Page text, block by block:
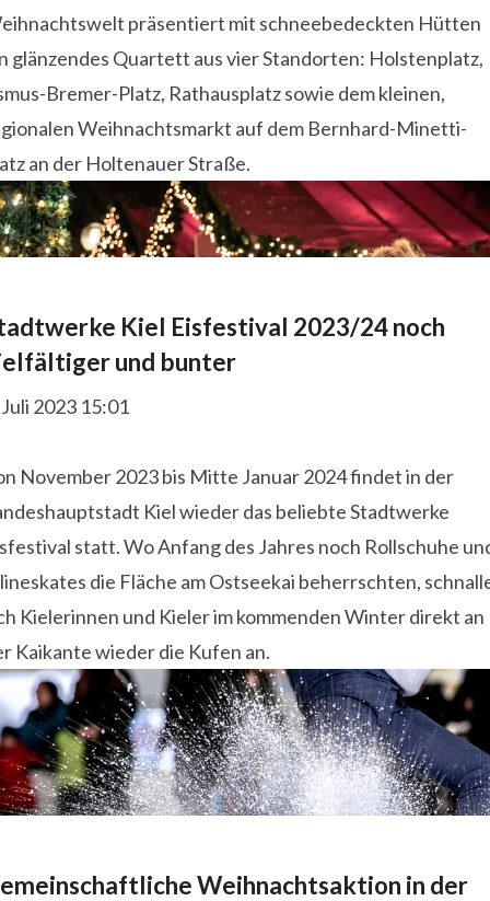
präsentiert mit schneebedeckten Hütten
glänzendes Quartett aus vier Standorten: Holstenplatz,
Bremer-Platz, Rathausplatz sowie dem kleinen,
Weihnachtsmarkt auf dem Bernhard-Minetti-
an der Holtenauer Straße.
Kiel Eisfestival 2023/24 noch
und bunter
2023 15:01
November 2023 bis Mitte Januar 2024 findet in der
Kiel wieder das beliebte Stadtwerke
statt. Wo Anfang des Jahres noch Rollschuhe
die Fläche am Ostseekai beherrschten,
Kielerinnen und Kieler im kommenden Winter direkt an
Kaikante wieder die Kufen an.
Weihnachtsaktion in der